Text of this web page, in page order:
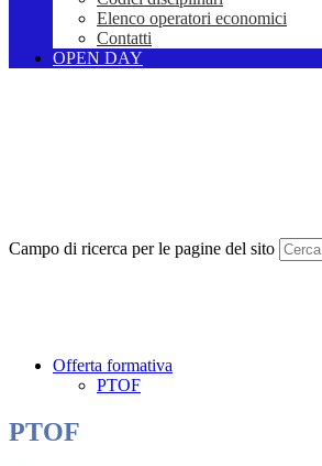
Elenco operatori economici
Contatti
OPEN DAY
Campo di ricerca per le pagine del sito
Offerta formativa
PTOF
PTOF